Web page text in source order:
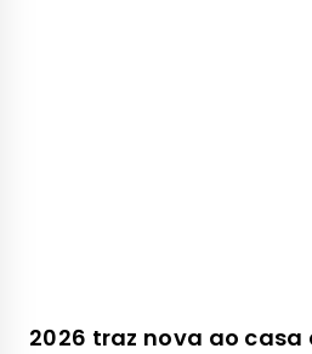
2026 traz nova ao casa